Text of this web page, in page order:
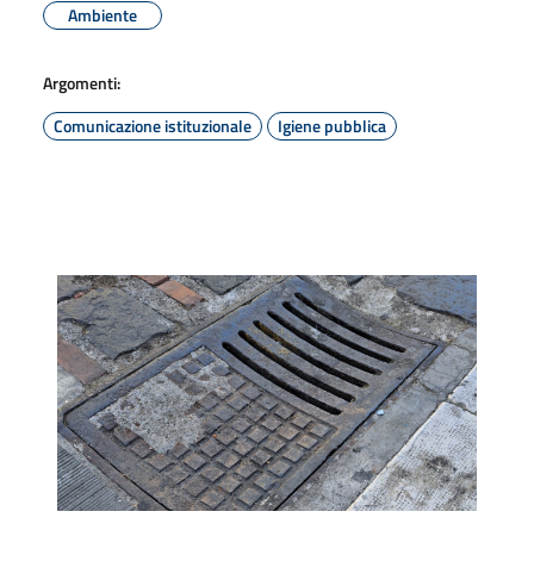
Ambiente
Argomenti:
Comunicazione istituzionale
Igiene pubblica